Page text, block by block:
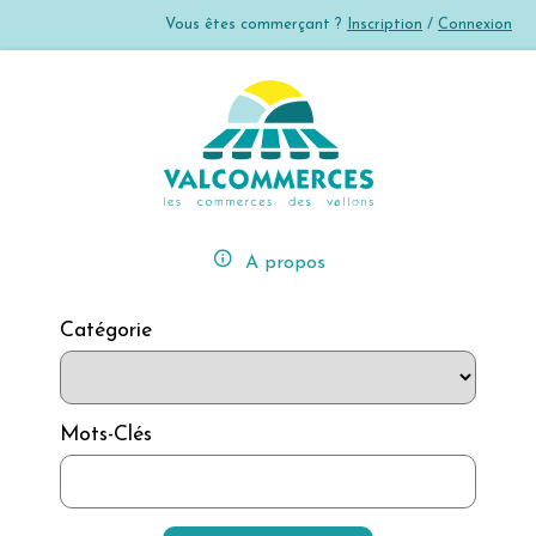
Vous êtes commerçant ? Inscription / Connexion
error_outline A propos
Catégorie
Mots-Clés